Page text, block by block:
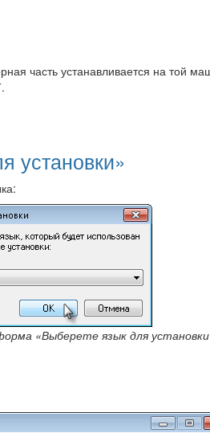
часть устанавливается на той
установки»
«Выберете язык для